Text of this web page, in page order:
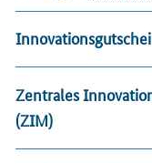
Zentrales
(ZIM)